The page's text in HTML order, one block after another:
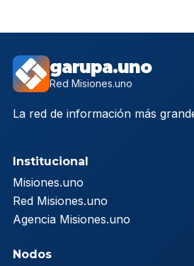
garupa.uno
Red Misiones.uno
La red de información más
Institucional
Misiones.uno
Red Misiones.uno
Agencia Misiones.uno
Nodos